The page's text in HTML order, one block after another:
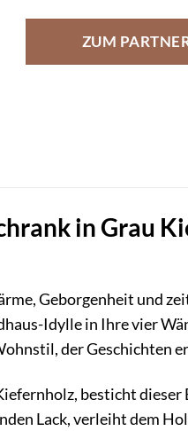
ZUM
in Grau
Geborgenheit und
Idylle in Ihre vier
der Geschichten
besticht
Lack, verleiht dem